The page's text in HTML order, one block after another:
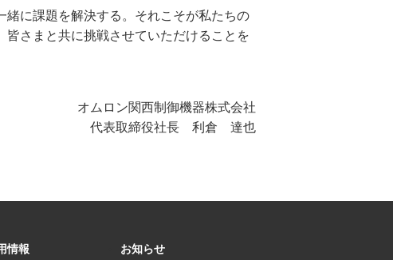
に課題を解決する。それこそが私たちの
さまと共に挑戦させていただけることを
オムロン関西制御機器株式会社
代表取締役社長 利倉 達也
情報 お知らせ